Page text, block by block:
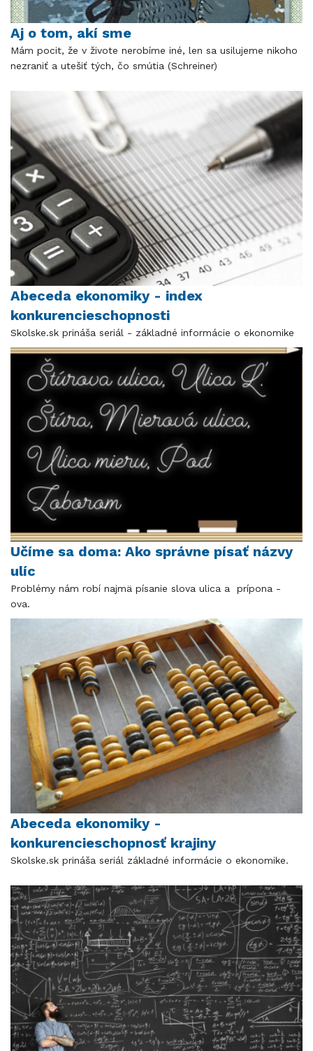
Aj o tom, akí sme
Mám pocit, že v živote nerobíme iné, len sa usilujeme nikoho
nezraniť a utešiť tých, čo smútia (Schreiner)
Abeceda ekonomiky - index
konkurencieschopnosti
Skolske.sk prináša seriál - základné informácie o ekonomike
Učíme sa doma: Ako správne písať názvy
ulíc
Problémy nám robí najmä písanie slova ulica a prípona -
ova.
Abeceda ekonomiky -
konkurencieschopnosť krajiny
Skolske.sk prináša seriál základné informácie o ekonomike.